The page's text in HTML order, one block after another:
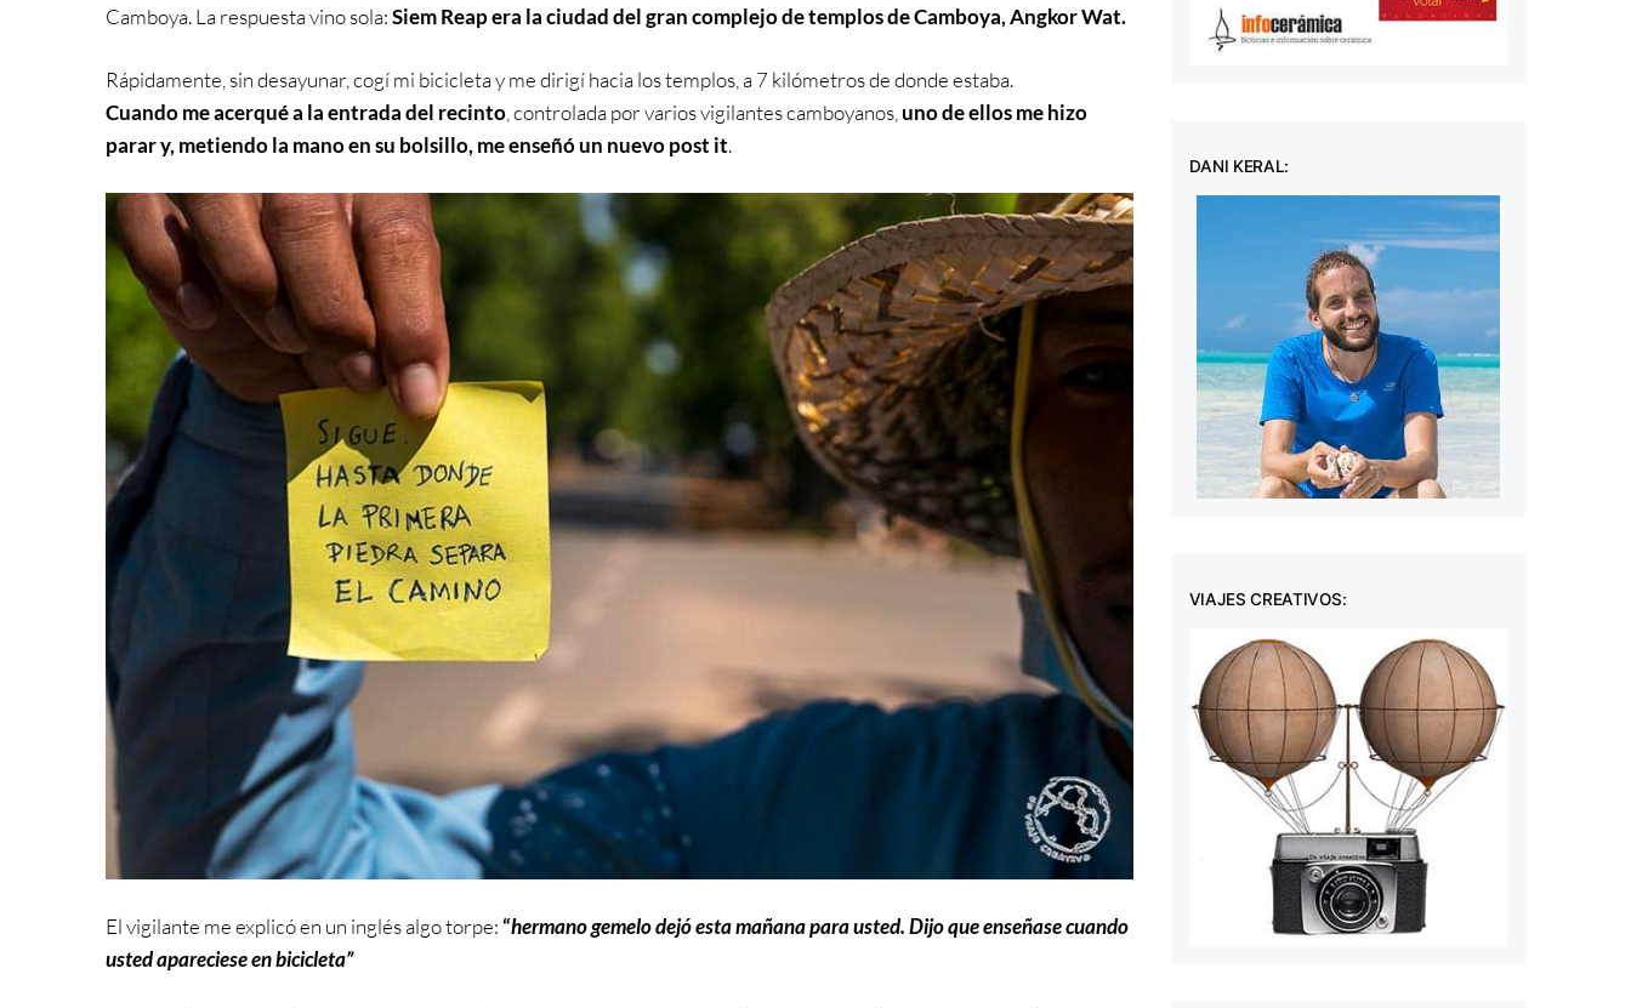
Camboya. La respuesta vino sola:Siem Reap era la ciudad del gran complejo de templos de Camboya, Angkor Wat.
Rápidamente, sin desayunar, cogí mi bicicleta y me dirigí hacia los templos, a 7 kilómetros de donde estaba.
Cuando me acerqué a la entrada del recinto , controlada por varios vigilantes camboyanos, uno de ellos me hizo
parar y, metiendo la mano en su bolsillo, me enseñó un nuevo post it.
El vigilante me explicó en un inglés algo torpe:“hermano gemelo dejó esta mañana para usted. Dijo que enseñase cuando
usted apareciese en bicicleta”
DANI KERAL:
VIAJES CREATIVOS: